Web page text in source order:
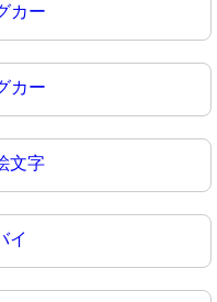
カー
カー
文字
イ